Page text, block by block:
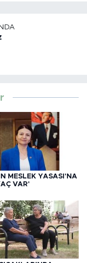
MESLEK YASASI'NA
VAR'